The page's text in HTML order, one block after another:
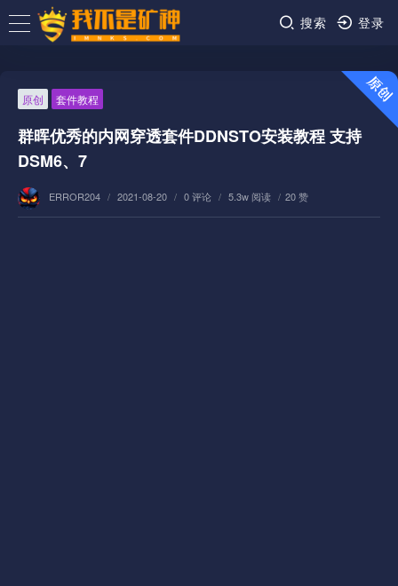
搜索 登录
原创 套件教程
群晖优秀的内网穿透套件DDNSTO安装教程 支持
DSM6、7
ERROR204 / 2021-08-20 / 0 评论 / 5.3w 阅读 / 20 赞